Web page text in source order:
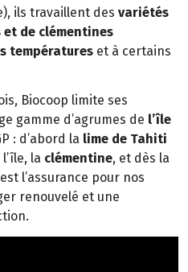
ils travaillent des variétés
et de clémentines
températures et à certains
Biocoop limite ses
gamme d’agrumes de l’île
: d’abord la lime de Tahiti
la clémentine, et dès la
l’assurance pour nos
renouvelé et une